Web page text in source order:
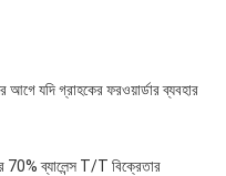
যদি গ্রাহকের ফরওয়ার্ডার ব্যবহার
70% ব্যালেন্স T/T বিক্রেতার